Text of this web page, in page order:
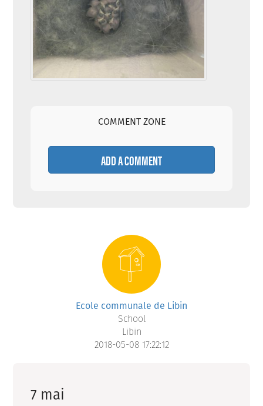
COMMENT ZONE
ADD A COMMENT
Ecole communale de Libin
School
Libin
2018-05-08 17:22:12
7 mai